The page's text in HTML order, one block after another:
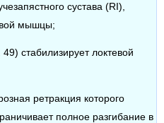
сустава (RI),
мышцы;
49) стабилизирует локтевой
ретракция которого
полное разгибание в